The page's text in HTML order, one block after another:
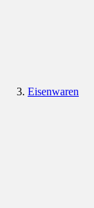
Eisenwaren